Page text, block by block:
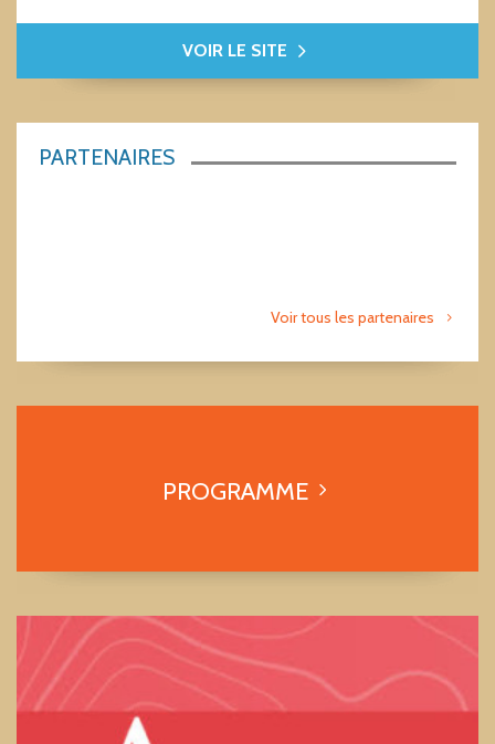
VOIR LE SITE
PARTENAIRES
Voir tous les partenaires
PROGRAMME